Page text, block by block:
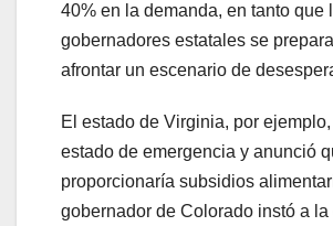
40% en la demanda, en tanto que
gobernadores estatales se
afrontar un escenario de
El estado de Virginia, por ejemplo,
estado de emergencia y anunció
proporcionaría subsidios
gobernador de Colorado instó a la